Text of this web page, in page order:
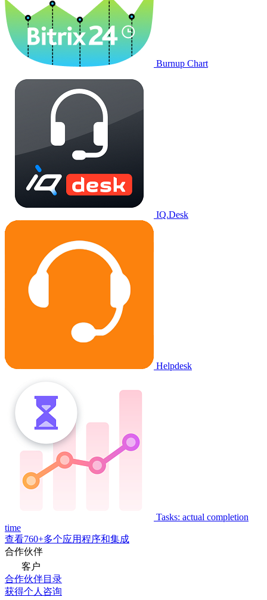
Burnup Chart
IQ.Desk
Helpdesk
Tasks: actual completion
time
查看760+多个应用程序和集成
合作伙伴
客户
合作伙伴目录
获得个人咨询